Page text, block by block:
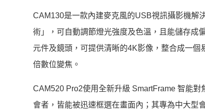
CAM130是一款內建麥克風的USB視訊攝影機解
術」，可自動調節燈光強度及色溫， 且能儲存成
元件及鏡頭，可提供清晰的4K影像，整合成一個
倍數位變焦。
CAM520 Pro2使用全新升級 SmartFrame 智能
會者， 皆能被迅速框選在畫面內；其專為中大型